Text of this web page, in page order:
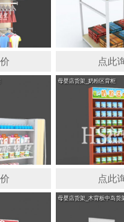
点此
母婴店货架_奶粉区背柜
点此
母婴店货架_木背板中岛货